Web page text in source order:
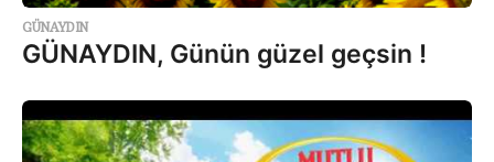
GÜNAYDIN
GÜNAYDIN, Günün güzel geçsin !